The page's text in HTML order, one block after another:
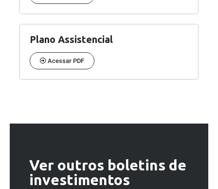
Plano Assistencial
Acessar PDF
Ver outros boletins de
investimentos